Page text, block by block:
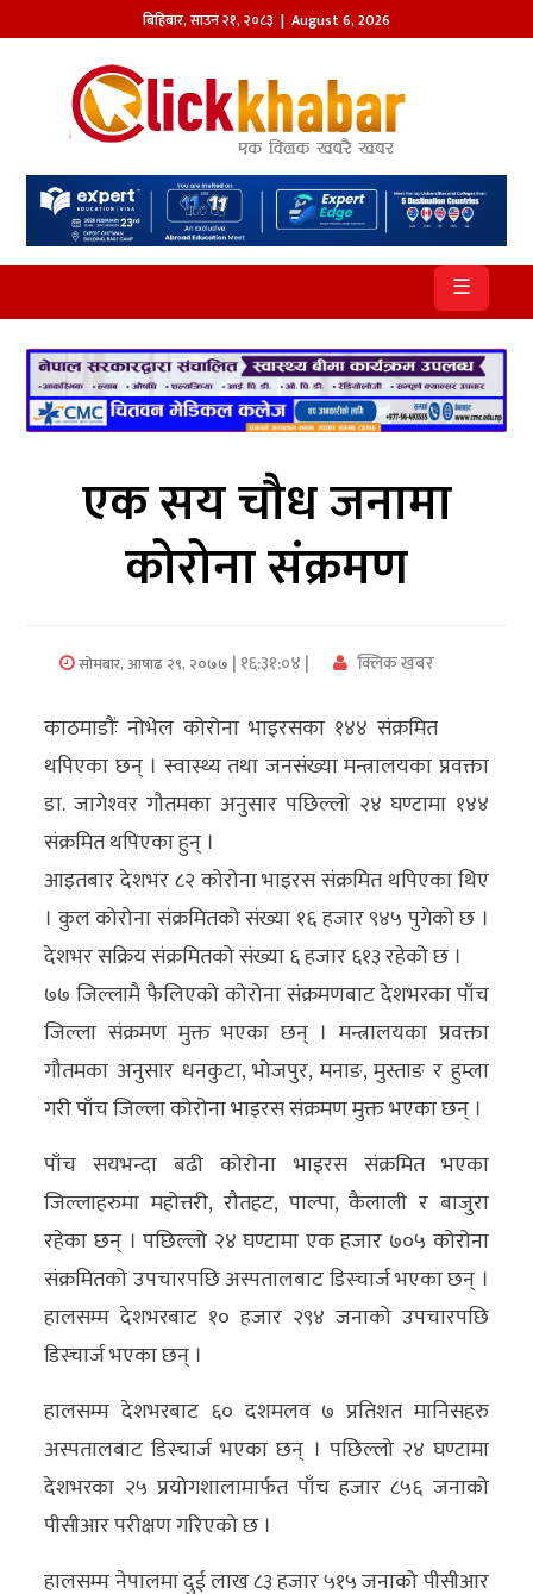
बिहिबार,साउन२१,२०८३ | August 6, 2026
होमपेज
समाज
प्रदेश
आजको
पत्रिका
सम्पादकीय
अन्तर्राष्ट्रिय
मनाेरञ्जन
विज्ञान
प्रविधि
अन्तरर्वार्ता
विचार/
ब्लग
खेलकुद
रोचक
अन्य
क्लिक
खबर
विशेष
राशिफल
फोटो
ग्यालरी
भिडियो
☰
एक सय चौध जनामा
कोरोना संक्रमण
सोमबार, आषाढ २९, २०७७ | १६:३१:०४ | क्लिक खबर
काठमाडौंः नोभेल कोरोना भाइरसका १४४ संक्रमित
थपिएका छन् । स्वास्थ्य तथा जनसंख्या मन्त्रालयका प्रवक्ता
डा. जागेश्‍वर गौतमका अनुसार पछिल्लो २४ घण्टामा १४४
संक्रमित थपिएका हुन् ।
आइतबार देशभर ८२ कोरोना भाइरस संक्रमित थपिएका थिए
। कुल कोरोना संक्रमितको संख्या १६ हजार ९४५ पुगेको छ ।
देशभर सक्रिय संक्रमितको संख्या ६ हजार ६१३ रहेको छ ।
७७ जिल्लामै फैलिएको कोरोना संक्रमणबाट देशभरका पाँच
जिल्ला संक्रमण मुक्त भएका छन् । मन्त्रालयका प्रवक्ता
गौतमका अनुसार धनकुटा, भोजपुर, मनाङ, मुस्ताङ र हुम्ला
गरी पाँच जिल्ला कोरोना भाइरस संक्रमण मुक्त भएका छन् ।
पाँच सयभन्दा बढी कोरोना भाइरस संक्रमित भएका
जिल्लाहरुमा महोत्तरी, रौतहट, पाल्पा, कैलाली र बाजुरा
रहेका छन् । पछिल्लो २४ घण्टामा एक हजार ७०५ कोरोना
संक्रमितको उपचारपछि अस्पतालबाट डिस्चार्ज भएका छन् ।
हालसम्म देशभरबाट १० हजार २९४ जनाको उपचारपछि
डिस्चार्ज भएका छन् ।
हालसम्म देशभरबाट ६० दशमलव ७ प्रतिशत मानिसहरु
अस्पतालबाट डिस्चार्ज भएका छन् । पछिल्लो २४ घण्टामा
देशभरका २५ प्रयोगशालामार्फत पाँच हजार ८५६ जनाको
पीसीआर परीक्षण गरिएको छ ।
हालसम्म नेपालमा दुई लाख ८३ हजार ५१५ जनाको पीसीआर